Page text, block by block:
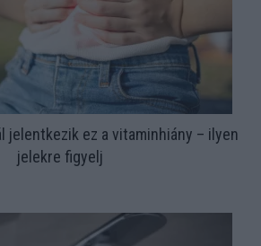
jelentkezik ez a vitaminhiány – ilyen
jelekre figyelj